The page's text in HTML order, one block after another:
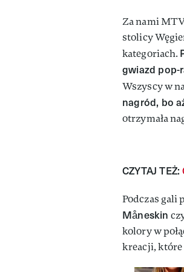
Za nami
stolicy
kategoriach.
gwiazd pop-
Wszyscy w
nagród, bo
otrzymała
CZYTAJ TEŻ:
Podczas gali
Måneskin
kolory w
kreacji, które